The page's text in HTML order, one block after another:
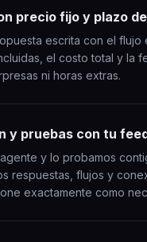
precio fijo y plazo
escrita con el flujo
el costo total y la
ni horas extras.
y pruebas con tu
y lo probamos
respuestas, flujos y
exactamente como